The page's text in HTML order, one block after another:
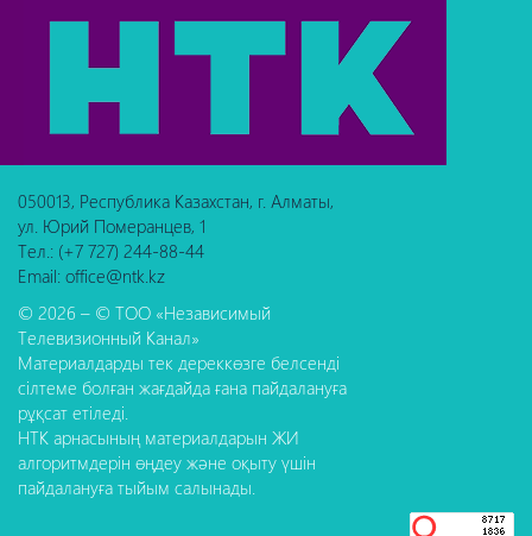
050013, Республика Казахстан, г. Алматы,
ул. Юрий Померанцев, 1
Тел.: (+7 727) 244-88-44
Email: office@ntk.kz
© 2026 – © ТОО «Независимый
Телевизионный Канал»
Материалдарды тек дереккөзге белсенді
сілтеме болған жағдайда ғана пайдалануға
рұқсат етіледі.
НТК арнасының материалдарын ЖИ
алгоритмдерін өңдеу және оқыту үшін
пайдалануға тыйым салынады.